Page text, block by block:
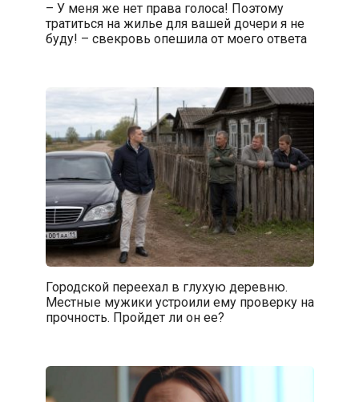
– У меня же нет права голоса! Поэтому
тратиться на жилье для вашей дочери я не
буду! – свекровь опешила от моего ответа
Городской переехал в глухую деревню.
Местные мужики устроили ему проверку на
прочность. Пройдет ли он ее?